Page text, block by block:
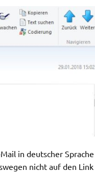
in deutscher Sprache
nicht auf den Link